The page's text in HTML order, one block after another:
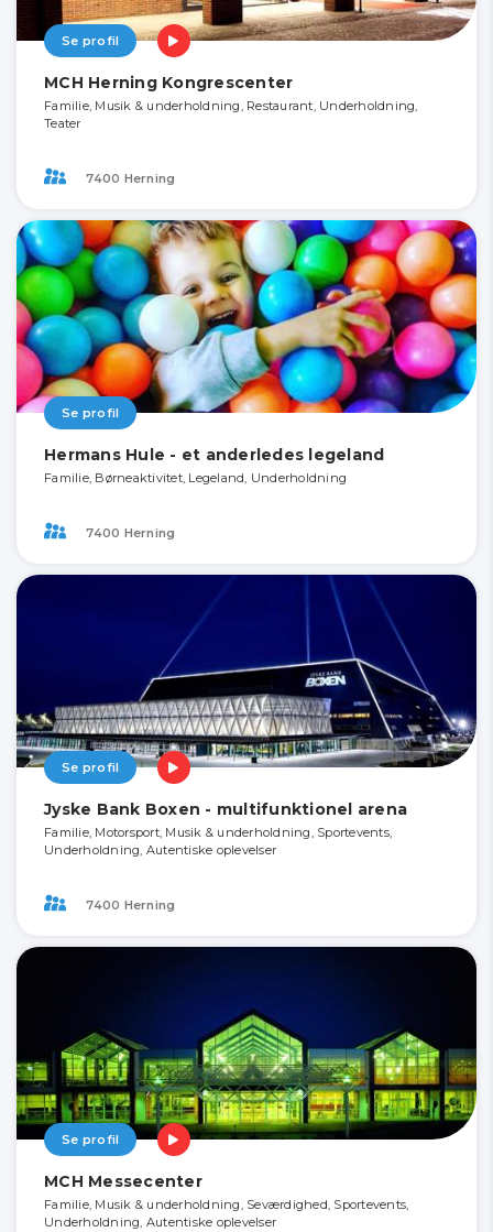
Se profil
MCH Herning Kongrescenter
Familie, Musik & underholdning, Restaurant, Underholdning,
Teater
7400 Herning
Se profil
Hermans Hule - et anderledes legeland
Familie, Børneaktivitet, Legeland, Underholdning
7400 Herning
Se profil
Jyske Bank Boxen - multifunktionel arena
Familie, Motorsport, Musik & underholdning, Sportevents,
Underholdning, Autentiske oplevelser
7400 Herning
Se profil
MCH Messecenter
Familie, Musik & underholdning, Seværdighed, Sportevents,
Underholdning, Autentiske oplevelser